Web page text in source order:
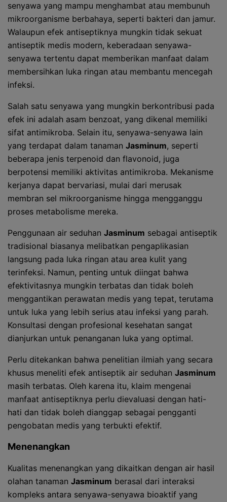
senyawa yang mampu menghambat atau membunuh
mikroorganisme berbahaya, seperti bakteri dan jamur.
Walaupun efek antiseptiknya mungkin tidak sekuat
antiseptik medis modern, keberadaan senyawa-
senyawa tertentu dapat memberikan manfaat dalam
membersihkan luka ringan atau membantu mencegah
infeksi.
Salah satu senyawa yang mungkin berkontribusi pada
efek ini adalah asam benzoat, yang dikenal memiliki
sifat antimikroba. Selain itu, senyawa-senyawa lain
yang terdapat dalam tanaman Jasminum, seperti
beberapa jenis terpenoid dan flavonoid, juga
berpotensi memiliki aktivitas antimikroba. Mekanisme
kerjanya dapat bervariasi, mulai dari merusak
membran sel mikroorganisme hingga mengganggu
proses metabolisme mereka.
Penggunaan air seduhan Jasminum sebagai antiseptik
tradisional biasanya melibatkan pengaplikasian
langsung pada luka ringan atau area kulit yang
terinfeksi. Namun, penting untuk diingat bahwa
efektivitasnya mungkin terbatas dan tidak boleh
menggantikan perawatan medis yang tepat, terutama
untuk luka yang lebih serius atau infeksi yang parah.
Konsultasi dengan profesional kesehatan sangat
dianjurkan untuk penanganan luka yang optimal.
Perlu ditekankan bahwa penelitian ilmiah yang secara
khusus meneliti efek antiseptik air seduhan Jasminum
masih terbatas. Oleh karena itu, klaim mengenai
manfaat antiseptiknya perlu dievaluasi dengan hati-
hati dan tidak boleh dianggap sebagai pengganti
pengobatan medis yang terbukti efektif.
Menenangkan
Kualitas menenangkan yang dikaitkan dengan air hasil
olahan tanaman Jasminum berasal dari interaksi
kompleks antara senyawa-senyawa bioaktif yang